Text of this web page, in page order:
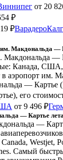
от 20
₽
₽Варадеро
Макдональда —
—
Канада,
аэропорт им.
— Картье
его
от 9 496 ₽
— Картье
—
Westjet,
Самый